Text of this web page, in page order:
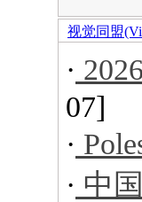
视觉同盟
·
07]
·
· 中